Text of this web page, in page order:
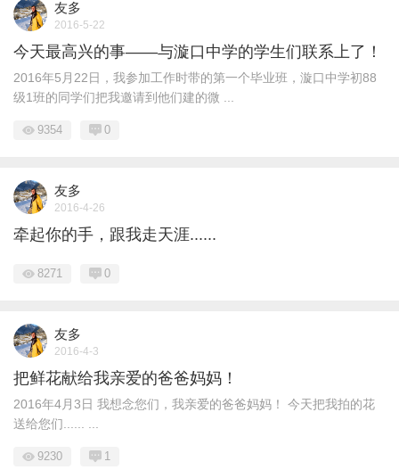
友多
2016-5-22
今天最高兴的事——与漩口中学的学生们联系上了！
2016年5月22日，我参加工作时带的第一个毕业班，漩口中学初88
级1班的同学们把我邀请到他们建的微 ...
9354 0
友多
2016-4-26
牵起你的手，跟我走天涯......
8271 0
友多
2016-4-3
把鲜花献给我亲爱的爸爸妈妈！
2016年4月3日 我想念您们，我亲爱的爸爸妈妈！ 今天把我拍的花
送给您们...... ...
9230 1